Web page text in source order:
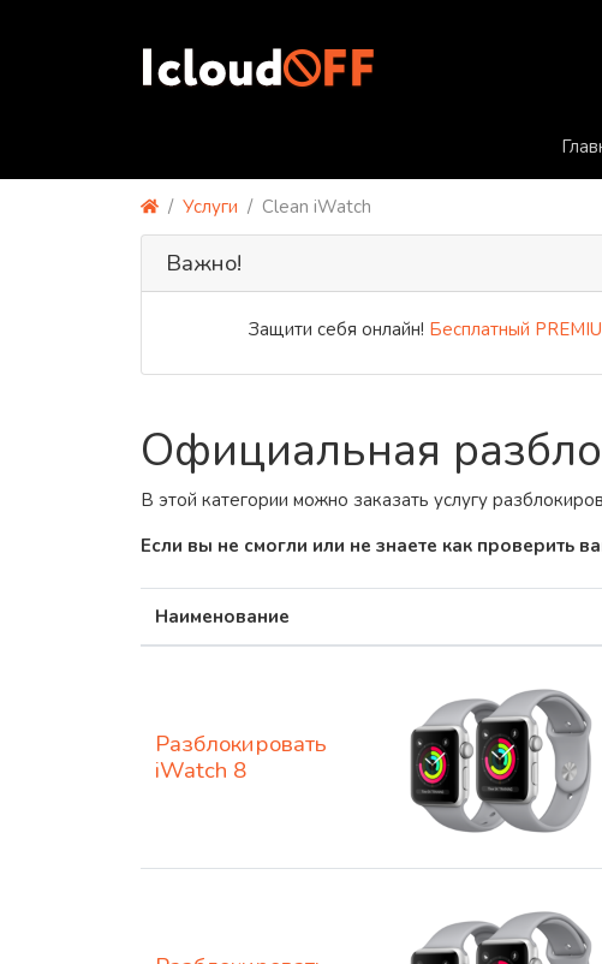
Услуги Clean iWatch
Важно!
Защити себя онлайн!Бесплатный PREMIUM
Официальная
В этой категории можно заказать услугу
Если вы не смогли или не знаете как проверить
Наименование
Разблокировать
iWatch 8